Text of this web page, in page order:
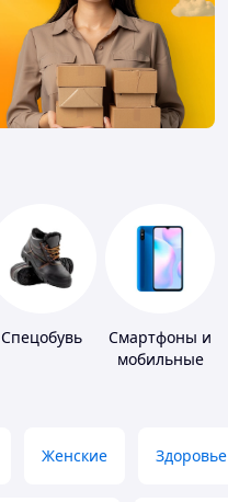
Спецобувь
Смартфоны и
мобильные
Женские Здоровье